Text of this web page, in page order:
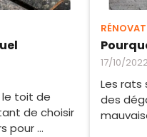
le toit de
de choisir
pour ...
17/10/
Les rats
des